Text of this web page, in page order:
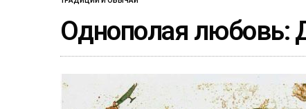
Однополая любовь: